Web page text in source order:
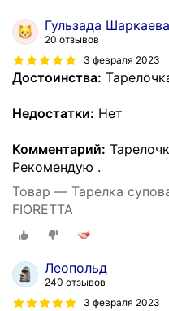
Гульзада Шаркаева
20 отзывов
3 февраля 2023
Достоинства:
Недостатки: Нет
Комментарий:
Рекомендую .
Товар — Тарелка
FIORETTA
Леопольд
240 отзывов
3 февраля 2023